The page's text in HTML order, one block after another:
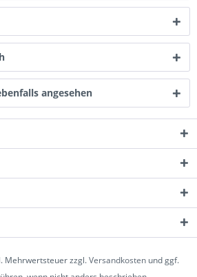
angesehen
Mehrwertsteuer zzgl.Versandkosten und ggf.